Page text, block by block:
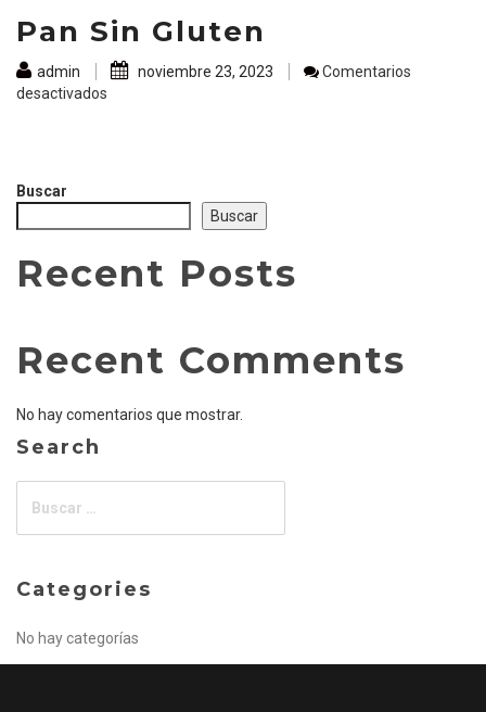
Pan Sin Gluten
admin noviembre 23, 2023
Comentarios
desactivados
Buscar
Buscar
Recent Posts
Recent Comments
No hay comentarios que mostrar.
Search
Categories
No hay categorías